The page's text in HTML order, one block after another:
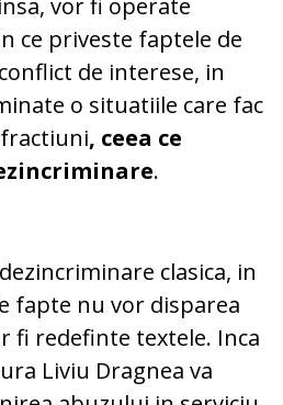
vor fi operate
ce priveste faptele de
de interese, in
o situatiile care fac
, ceea ce
.
clasica, in
fapte nu vor disparea
fi redefinte textele. Inca
Liviu Dragnea va